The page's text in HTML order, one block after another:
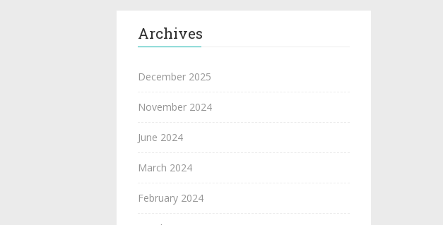
Archives
December 2025
November 2024
June 2024
March 2024
February 2024